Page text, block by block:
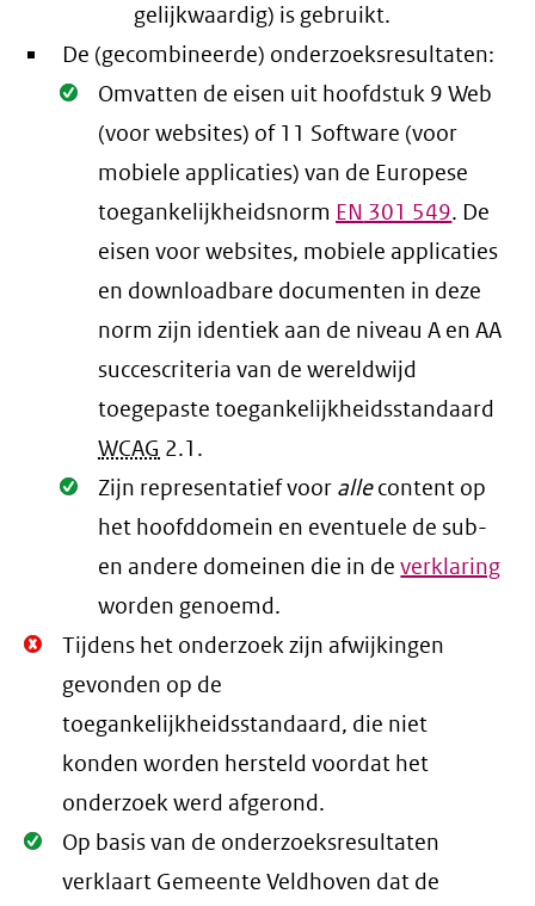
gelijkwaardig) is gebruikt.
De (gecombineerde) onderzoeksresultaten:
Oké.
Omvatten de eisen uit hoofdstuk 9 Web
(voor websites) of 11 Software (voor
mobiele applicaties) van de Europese
toegankelijkheidsnorm EN 301 549. De
eisen voor websites, mobiele applicaties
en downloadbare documenten in deze
norm zijn identiek aan de niveau A en AA
succescriteria van de wereldwijd
toegepaste toegankelijkheidsstandaard
WCAG 2.1 .
Oké.
Zijn representatief voor allecontent op
het hoofddomein en eventuele de sub-
en andere domeinen die in deverklaring
worden genoemd.
Niet
Oké.
Tijdens het onderzoek zijn afwijkingen
gevonden op de
toegankelijkheidsstandaard, die niet
konden worden hersteld voordat het
onderzoek werd afgerond.
Oké.
Op basis van de onderzoeksresultaten
verklaart Gemeente Veldhoven dat de